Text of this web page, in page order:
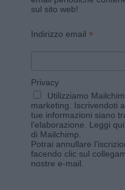
sul sito web!
Indirizzo email *
Privacy
Utilizziamo
marketing. Iscrivendoti
tue informazioni siano
l'elaborazione. Leggi
di Mailchimp
Potrai annullare
facendo clic sul
nostre e-mail.